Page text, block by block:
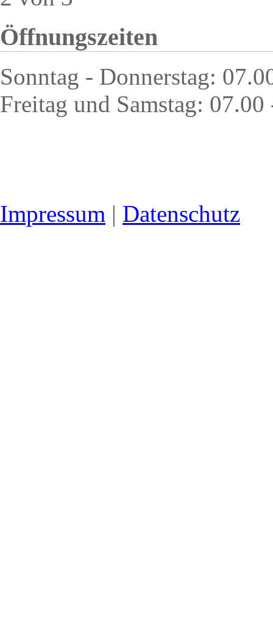
Öffnungszeiten
Sonntag - Donnerstag:
Freitag und Samstag:
Impressum | Datenschutz